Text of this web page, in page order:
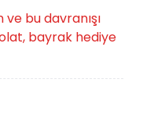
bu davranışı
bayrak hediye